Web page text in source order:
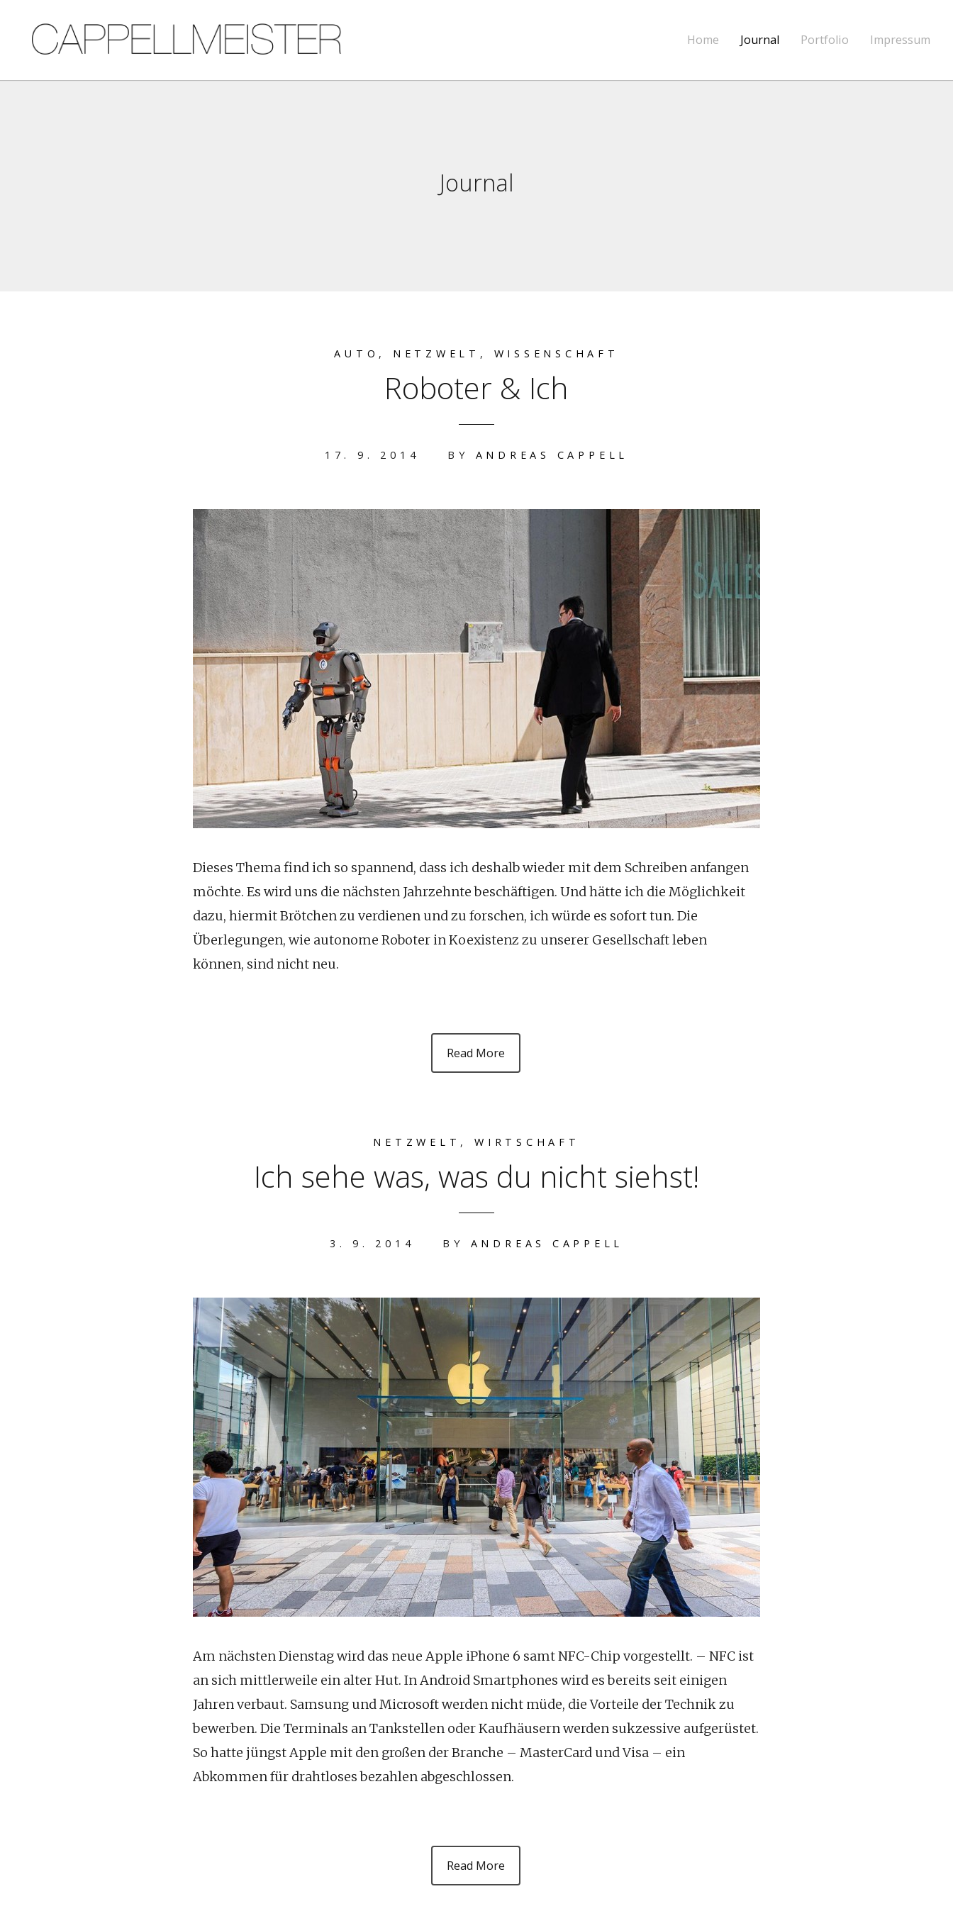
Home Journal Portfolio Impressum
Journal
AUTO , NETZWELT , WISSENSCHAFT
Roboter & Ich
17. 9. 2014 BY ANDREAS CAPPELL
Dieses Thema find ich so spannend, dass ich deshalb wieder mit dem Schreiben anfangen
möchte. Es wird uns die nächsten Jahrzehnte beschäftigen. Und hätte ich die Möglichkeit
dazu, hiermit Brötchen zu verdienen und zu forschen, ich würde es sofort tun. Die
Überlegungen, wie autonome Roboter in Koexistenz zu unserer Gesellschaft leben
können, sind nicht neu.
Read More
NETZWELT , WIRTSCHAFT
Ich sehe was, was du nicht siehst!
3. 9. 2014 BY ANDREAS CAPPELL
Am nächsten Dienstag wird das neue Apple iPhone 6 samt NFC-Chip vorgestellt. – NFC ist
an sich mittlerweile ein alter Hut. In Android Smartphones wird es bereits seit einigen
Jahren verbaut. Samsung und Microsoft werden nicht müde, die Vorteile der Technik zu
bewerben. Die Terminals an Tankstellen oder Kaufhäusern werden sukzessive aufgerüstet.
So hatte jüngst Apple mit den großen der Branche – MasterCard und Visa – ein
Abkommen für drahtloses bezahlen abgeschlossen.
Read More